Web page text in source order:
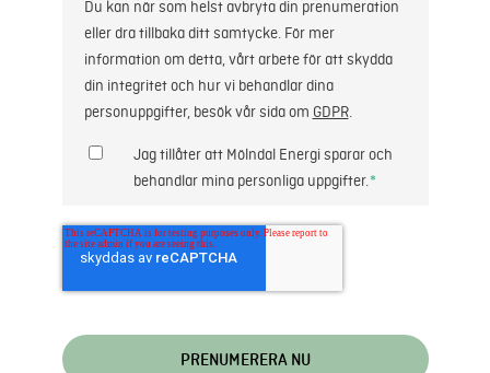
Jag tillåter att Mölndal Energi sparar och
behandlar mina personliga uppgifter.*
Du kan när som helst avbryta din prenumeration
eller dra tillbaka ditt samtycke. För mer
information om detta, vårt arbete för att skydda
din integritet och hur vi behandlar dina
personuppgifter, besök vår sida om GDPR.